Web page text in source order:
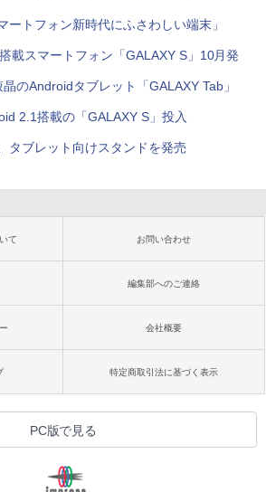
ートフォン新時代にふさわしい端末」
載スマートフォン「GALAXY S」10月発
のAndroidタブレット「GALAXY Tab」
2.1搭載の「GALAXY S」投入
タブレット向けスタンドを発売
て お問い合わせ
編集部へのご連絡
会社概要
特定商取引法に基づく表示
PC版で見る